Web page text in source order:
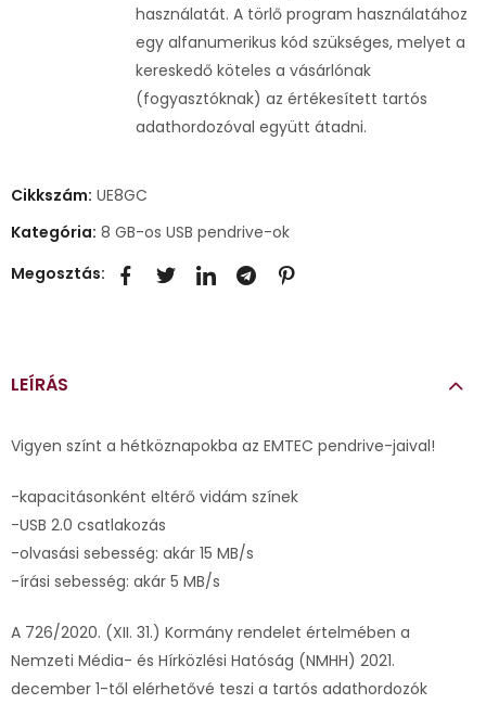
használatát. A törlő program használatához
egy alfanumerikus kód szükséges, melyet a
kereskedő köteles a vásárlónak
(fogyasztóknak) az értékesített tartós
adathordozóval együtt átadni.
Cikkszám: UE8GC
Kategória: 8 GB-os USB pendrive-ok
Megosztás:
LEÍRÁS
Vigyen színt a hétköznapokba az EMTEC pendrive-jaival!
-kapacitásonként eltérő vidám színek
-USB 2.0 csatlakozás
-olvasási sebesség: akár 15 MB/s
-írási sebesség: akár 5 MB/s
A 726/2020. (XII. 31.) Kormány rendelet értelmében a
Nemzeti Média- és Hírközlési Hatóság (NMHH) 2021.
december 1-től elérhetővé teszi a tartós adathordozók